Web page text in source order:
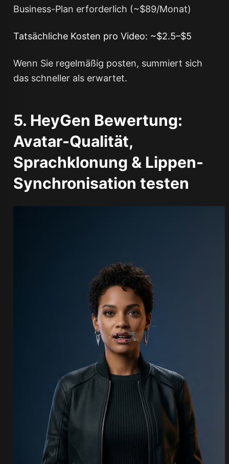
Business-Plan erforderlich (~$89/Monat)
Tatsächliche Kosten pro Video: ~$2.5–$5
Wenn Sie regelmäßig posten, summiert sich
das schneller als erwartet.
5. HeyGen Bewertung:
Avatar-Qualität,
Sprachklonung & Lippen-
Synchronisation testen